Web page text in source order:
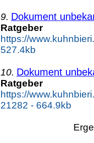
9. Dokument
Ratgeber
https://
527.4kb
10. Dokument
Ratgeber
https://
21282 - 664.9kb